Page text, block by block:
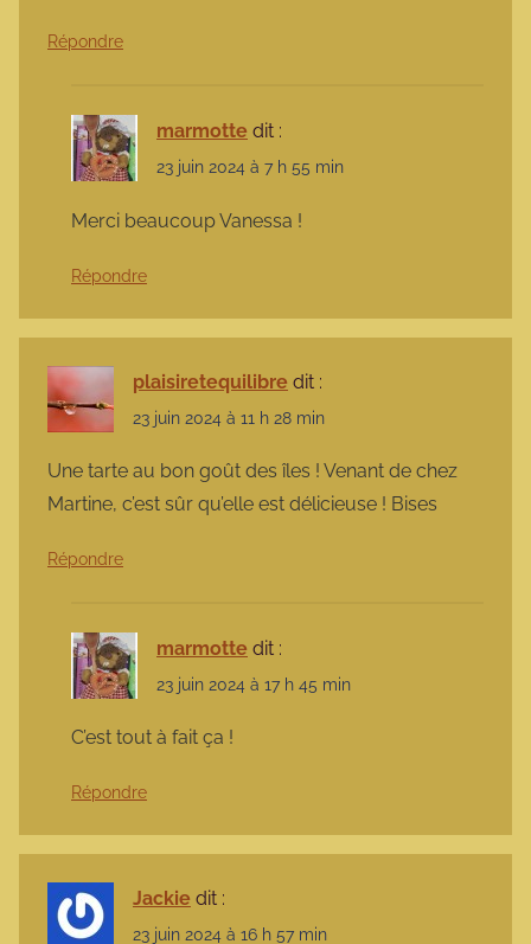
Répondre
marmotte dit :
23 juin 2024 à 7 h 55 min
Merci beaucoup Vanessa !
Répondre
plaisiretequilibre dit :
23 juin 2024 à 11 h 28 min
Une tarte au bon goût des îles ! Venant de chez
Martine, c’est sûr qu’elle est délicieuse ! Bises
Répondre
marmotte dit :
23 juin 2024 à 17 h 45 min
C’est tout à fait ça !
Répondre
Jackie dit :
23 juin 2024 à 16 h 57 min